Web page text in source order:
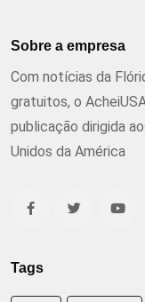
Sobre a empresa
Com notícias da
gratuitos, o
publicação dirigida
Unidos da América
Tags